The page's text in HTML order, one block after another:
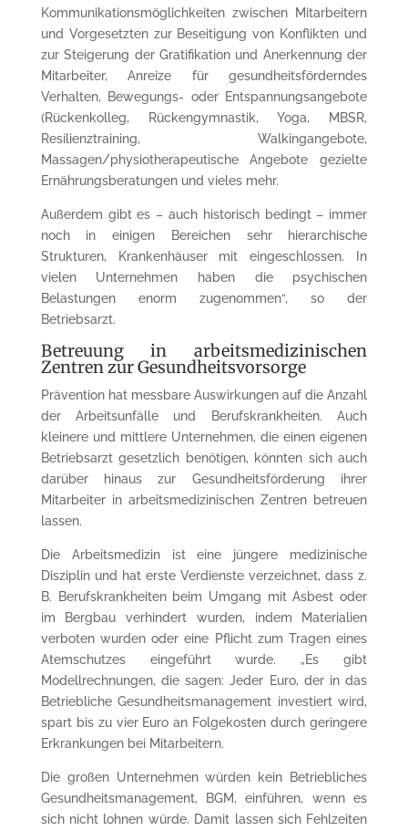
Kommunikationsmöglichkeiten zwischen Mitarbeitern
und Vorgesetzten zur Beseitigung von Konflikten und
zur Steigerung der Gratifikation und Anerkennung der
Mitarbeiter, Anreize für gesundheitsförderndes
Verhalten, Bewegungs- oder Entspannungsangebote
(Rückenkolleg, Rückengymnastik, Yoga, MBSR,
Resilienztraining, Walkingangebote,
Massagen/physiotherapeutische Angebote gezielte
Ernährungsberatungen und vieles mehr.
Außerdem gibt es – auch historisch bedingt – immer
noch in einigen Bereichen sehr hierarchische
Strukturen, Krankenhäuser mit eingeschlossen. In
vielen Unternehmen haben die psychischen
Belastungen enorm zugenommen“, so der
Betriebsarzt.
Betreuung in arbeitsmedizinischen
Zentren zur Gesundheitsvorsorge
Prävention hat messbare Auswirkungen auf die Anzahl
der Arbeitsunfälle und Berufskrankheiten. Auch
kleinere und mittlere Unternehmen, die einen eigenen
Betriebsarzt gesetzlich benötigen, könnten sich auch
darüber hinaus zur Gesundheitsförderung ihrer
Mitarbeiter in arbeitsmedizinischen Zentren betreuen
lassen.
Die Arbeitsmedizin ist eine jüngere medizinische
Disziplin und hat erste Verdienste verzeichnet, dass z.
B. Berufskrankheiten beim Umgang mit Asbest oder
im Bergbau verhindert wurden, indem Materialien
verboten wurden oder eine Pflicht zum Tragen eines
Atemschutzes eingeführt wurde. „Es gibt
Modellrechnungen, die sagen: Jeder Euro, der in das
Betriebliche Gesundheitsmanagement investiert wird,
spart bis zu vier Euro an Folgekosten durch geringere
Erkrankungen bei Mitarbeitern.
Die großen Unternehmen würden kein Betriebliches
Gesundheitsmanagement, BGM, einführen, wenn es
sich nicht lohnen würde. Damit lassen sich Fehlzeiten